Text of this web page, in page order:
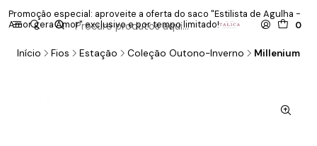
0
Promoção especial: aproveite a oferta do saco "Estilista de Agulha -
Amor gera Amor" exclusivo e por tempo limitado!
Início Fios Estação Coleção Outono-Inverno Millenium